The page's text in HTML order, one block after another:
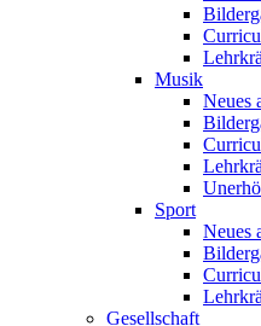
Musik
Neues
Sport
Neues
Gesellschaft